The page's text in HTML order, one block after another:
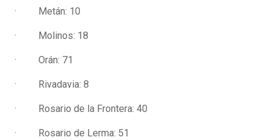
· Metán: 10
· Molinos: 18
· Orán: 71
· Rivadavia: 8
· Rosario de la Frontera: 40
· Rosario de Lerma: 51